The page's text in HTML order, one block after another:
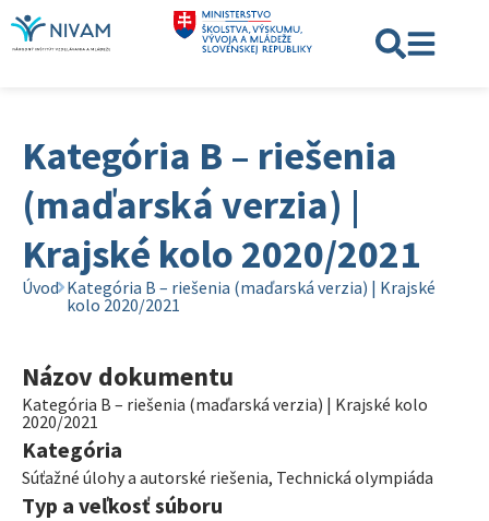
Kategória B – riešenia
(maďarská verzia) |
Krajské kolo 2020/2021
Úvod Kategória B – riešenia (maďarská verzia) | Krajské
kolo 2020/2021
Názov dokumentu
Kategória B – riešenia (maďarská verzia) | Krajské kolo
2020/2021
Kategória
Súťažné úlohy a autorské riešenia, Technická olympiáda
Typ a veľkosť súboru